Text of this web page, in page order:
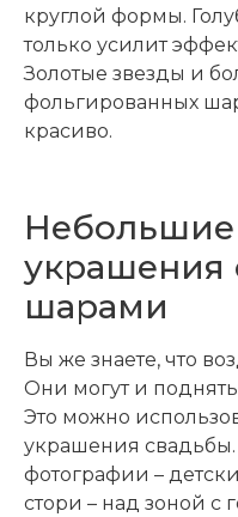
круглой формы.
только усилит
Золотые звезды и
фольгированных
красиво.
Небольшие
украшения
шарами
Вы же знаете, что
Они могут и
Это можно
украшения
фотографии –
стори – над зоной с